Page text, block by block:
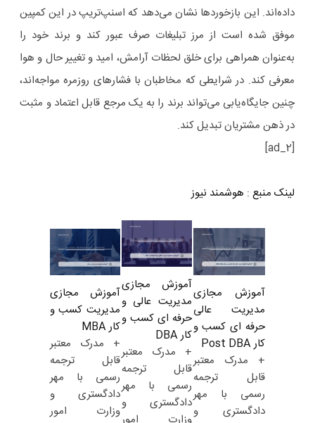
داده‌اند. این بازخوردها نشان می‌دهد که اسنپ‌تریپ در این کمپین
موفق شده است از مرز تبلیغات صرف عبور کند و برند خود را
به‌عنوان همراهی برای خلق لحظات آرامش، امید و تغییر حال و هوا
معرفی کند. در شرایطی که مخاطبان با فشارهای روزمره مواجه‌اند،
چنین جایگاه‌یابی می‌تواند برند را به یک مرجع قابل اعتماد و مثبت
در ذهن مشتریان تبدیل کند.
[ad_2]
لینک منبع : هوشمند نیوز
آموزش مجازی
مدیریت عالی
حرفه ای کسب و
کار Post DBA
+ مدرک معتبر
قابل ترجمه
رسمی با مهر
دادگستری و
آموزش مجازی
مدیریت عالی و
حرفه ای کسب و
کار DBA
+ مدرک معتبر
قابل ترجمه
رسمی با مهر
دادگستری و
آموزش مجازی
مدیریت کسب و
کار MBA
+ مدرک معتبر
قابل ترجمه
رسمی با مهر
دادگستری و
وزارت امور